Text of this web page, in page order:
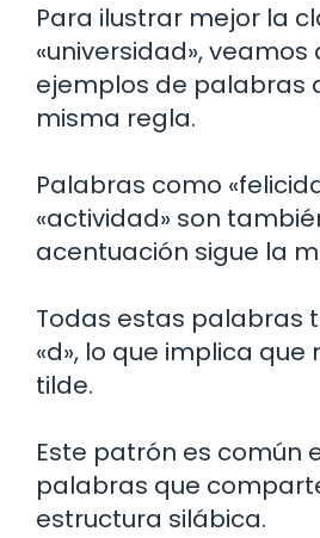
Para ilustrar mejor la
«universidad», veamos
ejemplos de palabras
misma regla.
Palabras como
«actividad» son
acentuación sigue la
Todas estas palabras
«d», lo que implica que
tilde.
Este patrón es común
palabras que
estructura silábica.